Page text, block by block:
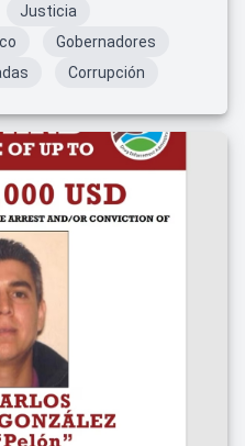
Justicia
Gobernadores
Corrupción